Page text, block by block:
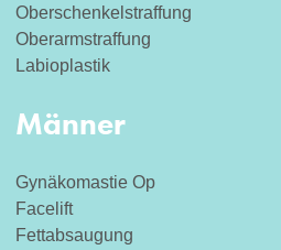
Oberschenkelstraffung
Oberarmstraffung
Labioplastik
Männer
Gynäkomastie Op
Facelift
Fettabsaugung